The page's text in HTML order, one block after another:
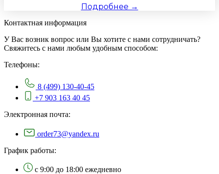
Подробнее →
Контактная информация
У Вас возник вопрос или Вы хотите с нами сотрудничать?
Свяжитесь с нами любым удобным способом:
Телефоны:
8 (499) 130-40-45
+7 903 163 40 45
Электронная почта:
order73@yandex.ru
График работы:
с 9:00 до 18:00 ежедневно